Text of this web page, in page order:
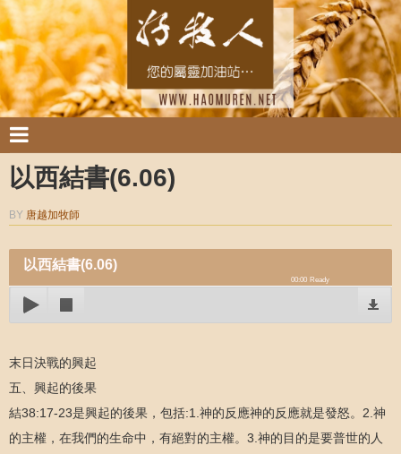
以西結書(6.06)
BY 唐越加牧師
以西結書(6.06)
00:00 Ready
末日決戰的興起
五、興起的後果
結38:17-23是興起的後果，包括:1.神的反應神的反應就是發怒。2.神
的主權，在我們的生命中，有絕對的主權。3.神的目的是要普世的人